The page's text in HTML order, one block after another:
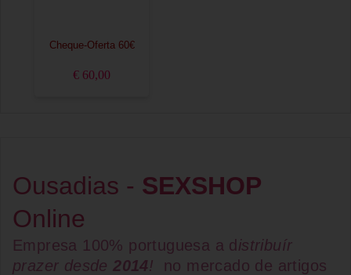
Cheque-Oferta 60€
€ 60,00
Ousadias - SEXSHOP
Online
Empresa 100% portuguesa a d istribuír
prazer desde2014!
no mercado de artigos